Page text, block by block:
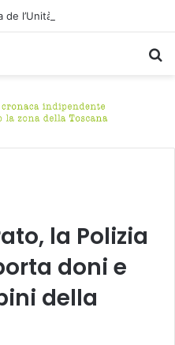
l’Unità Certaldo
la Polizia
doni e
della